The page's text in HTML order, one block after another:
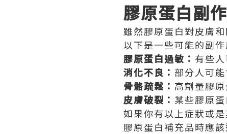
膠原蛋白副
雖然膠原蛋白對皮膚
以下是一些可能的副作
膠原蛋白過敏： 有些
消化不良： 部分人可
骨骼疏鬆： 高劑量膠
皮膚破裂： 某些膠原
如果你有以上症狀或
膠原蛋白補充品時應